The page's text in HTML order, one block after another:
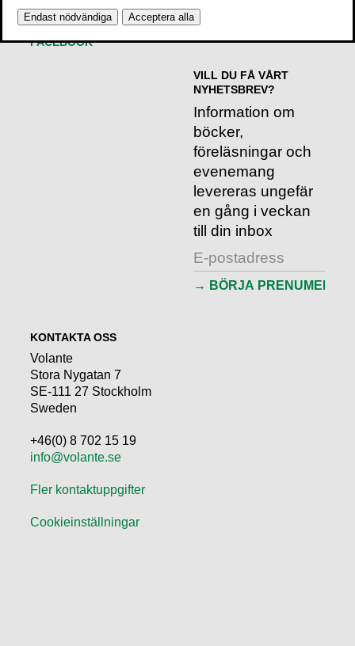
VOLANTE PÅ
FACEBOOK
VOLANTE PÅ
VILL DU FÅ VÅRT
NYHETSBREV?
Information om
böcker,
föreläsningar och
evenemang
levereras ungefär
en gång i veckan
till din inbox
KONTAKTA OSS
Volante
Stora Nygatan 7
SE-111 27 Stockholm
Sweden
+46(0) 8 702 15 19
info@volante.se
Fler kontaktuppgifter
Cookieinställningar
Endast nödvändiga Acceptera alla